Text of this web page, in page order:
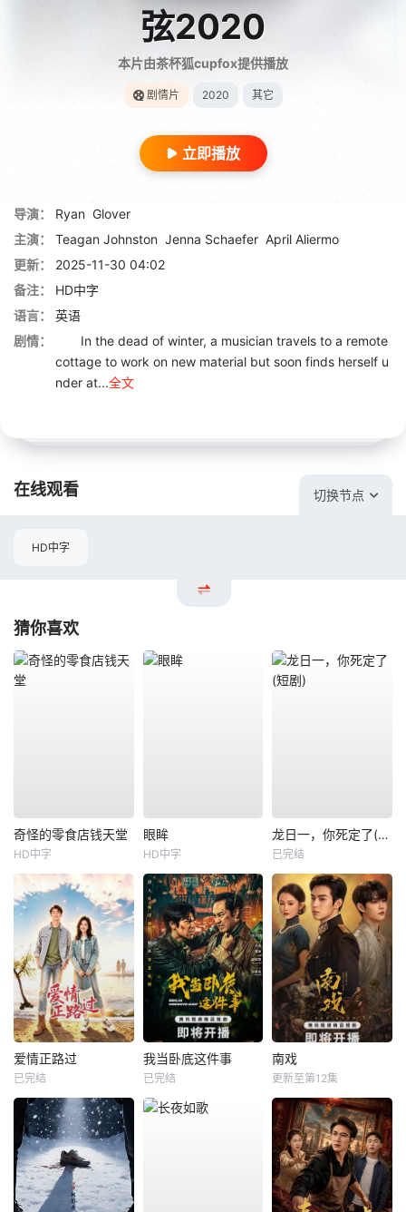
弦2020
本片由茶杯狐cupfox提供播放
剧情片 2020 其它
立即播放
导演： Ryan Glover
主演：
Teagan Johnston Jenna Schaefer April Aliermo
更新：
2025-11-30 04:02
备注：
HD中字
语言：
英语
剧情：
In the dead of winter, a musician travels to a remote
cottage to work on new material but soon finds herself u
nder at...全文
在线观看 切换节点
HD中字
猜你喜欢
奇怪的零食店钱天堂
HD中字
眼眸
HD中字
龙日一，你死定了(短剧)
已完结
爱情正路过
已完结
我当卧底这件事
已完结
南戏
更新至第12集